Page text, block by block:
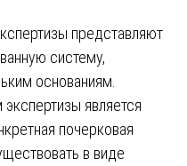
представляют
систему,
основаниям.
является
почерковая
в виде